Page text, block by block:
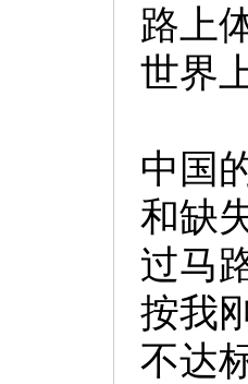
路上
世界
中国
和缺
过马
按我
不达